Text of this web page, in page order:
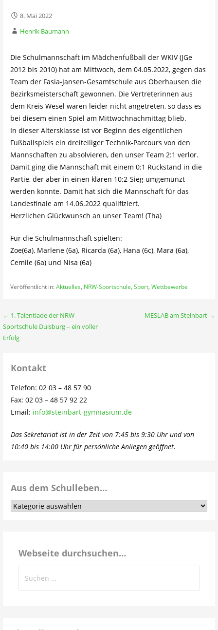
8. Mai 2022
Henrik Baumann
Die Schulmannschaft im Mädchenfußball der WKIV (JGe
2012 bis 2010) hat am Mittwoch, dem 04.05.2022, gegen das
Team der Fasia-Jansen-Gesamtschule aus Oberhausen die
Bezirksmeisterschaft gewonnen. Die Vertreterinnen aus
dem Kreis Wesel waren leider nicht angetreten, so dass es
bei diesem einen Spiel am Mittwochnachmittag blieb.
In dieser Altersklasse ist vor Beginn des eigentlichen
Fußballspiels ein dreiteiliger Technik-Parcours von den
Mannschaften zu absolvieren, den unser Team 2:1 verlor.
Damit ging die Mannschaft mit einem 0:1 Rückstand in die
Partie, der aber in einen klaren 10:2-Sieg umgemünzt
werden konnte. Damit hat sich die Mannschaft für das
Landesfinale am 14.06.2022 qualifiziert.
Herzlichen Glückwunsch an unser Team! (Tha)
Für die Schulmannschaft spielten:
Zoe(6a), Marlene (6a), Ricarda (6a), Hana (6c), Mara (6a),
Cemile (6a) und Nisa (6a)
Veröffentlicht in:Aktuelles, NRW-Sportschule, Sport, Wettbewerbe
Beitragsnavigation
← 1. Talentiade der NRW-
Sportschule Duisburg – ein voller
Erfolg
MESLAB am Steinbart →
Kontakt
Telefon: 02 03 – 48 57 90
Fax: 02 03 – 48 57 92 22
Email: info@steinbart-gymnasium.de
Das Sekretariat ist in der Zeit von 7:45 bis 9:30 Uhr und von
10:40 bis 14:00 Uhr für persönliche Anliegen geöffnet.
Aus dem Schulleben…
Aus
Webseite durchsuchen…
nach: